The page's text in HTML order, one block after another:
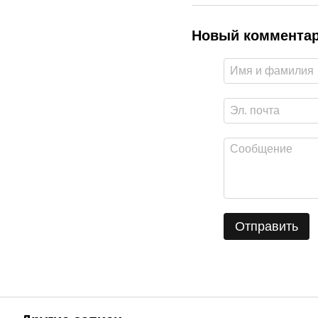
Новый
Отправить